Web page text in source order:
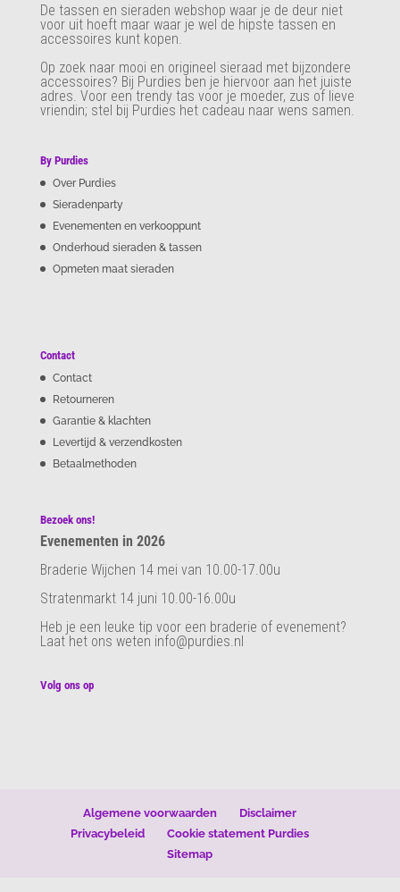
De tassen en sieraden webshop waar je de deur niet
voor uit hoeft maar waar je wel de hipste tassen en
accessoires kunt kopen.
Op zoek naar mooi en origineel sieraad met bijzondere
accessoires? Bij Purdies ben je hiervoor aan het juiste
adres. Voor een trendy tas voor je moeder, zus of lieve
vriendin; stel bij Purdies het cadeau naar wens samen.
By Purdies
Over Purdies
Sieradenparty
Evenementen en verkooppunt
Onderhoud sieraden & tassen
Opmeten maat sieraden
Contact
Contact
Retourneren
Garantie & klachten
Levertijd & verzendkosten
Betaalmethoden
Bezoek ons!
Evenementen in 2026
Braderie Wijchen 14 mei van 10.00-17.00u
Stratenmarkt 14 juni 10.00-16.00u
Heb je een leuke tip voor een braderie of evenement?
Laat het ons weten info@purdies.nl
Volg ons op
Algemene voorwaarden
Disclaimer
Privacybeleid
Cookie statement Purdies
Sitemap